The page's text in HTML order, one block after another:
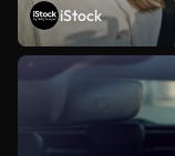
iStock